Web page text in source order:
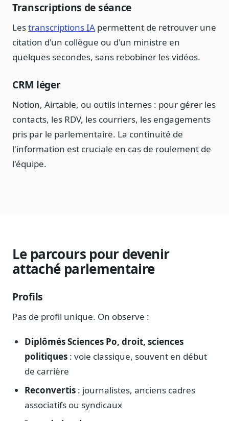
Transcriptions de séance
Lestranscriptions IA permettent de retrouver une
citation d'un collègue ou d'un ministre en
quelques secondes, sans rebobiner les vidéos.
CRM léger
Notion, Airtable, ou outils internes : pour gérer les
contacts, les RDV, les courriers, les engagements
pris par le parlementaire. La continuité de
l'information est cruciale en cas de roulement de
l'équipe.
Le parcours pour devenir
attaché parlementaire
Profils
Pas de profil unique. On observe :
Diplômés Sciences Po, droit, sciences
politiques : voie classique, souvent en début
de carrière
Reconvertis : journalistes, anciens cadres
associatifs ou syndicaux